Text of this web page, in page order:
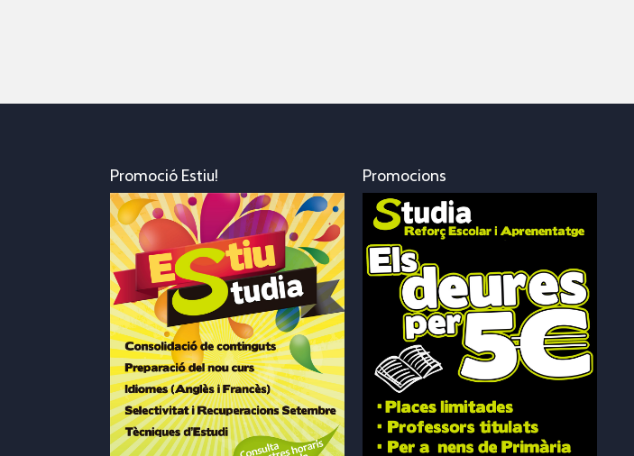
Promoció Estiu! Promocions